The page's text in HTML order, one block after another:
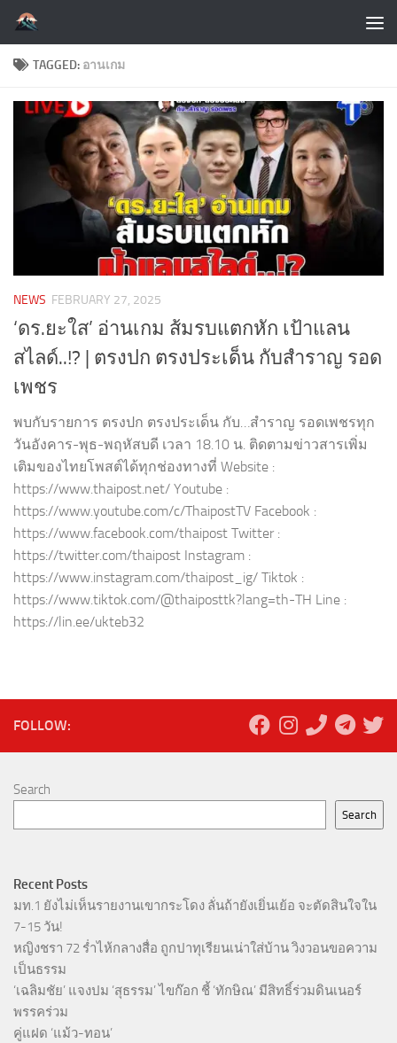
Skip to content
TAGGED: อานเกม
NEWS FEBRUARY 27, 2025
‘ดร.ยะใส’ อ่านเกม ส้มรบแตกหัก เป้าแลน
สไลด์..!? | ตรงปก ตรงประเด็น กับสำราญ รอด
เพชร
พบกับรายการ ตรงปก ตรงประเด็น กับ…สำราญ รอดเพชรทุก
วันอังคาร-พุธ-พฤหัสบดี เวลา 18.10 น. ติดตามข่าวสารเพิ่ม
เติมของไทยโพสต์ได้ทุกช่องทางที่ Website :
https://www.thaipost.net/ Youtube :
https://www.youtube.com/c/ThaipostTV Facebook :
https://www.facebook.com/thaipost Twitter :
https://twitter.com/thaipost Instagram :
https://www.instagram.com/thaipost_ig/ Tiktok :
https://www.tiktok.com/@thaiposttk?lang=th-TH Line :
https://lin.ee/ukteb32
FOLLOW:
Search
Search
Recent Posts
มท.1 ยังไม่เห็นรายงานเขากระโดง ลั่นถ้ายังเยิ่นเย้อ จะตัดสินใจใน
7-15 วัน!
หญิงชรา 72 ร่ำไห้กลางสื่อ ถูกปาทุเรียนเน่าใส่บ้าน วิงวอนขอความ
เป็นธรรม
‘เฉลิมชัย’ แจงปม ‘สุธรรม’ ไขก๊อก ชี้ ‘ทักษิณ’ มีสิทธิ์ร่วมดินเนอร์
พรรคร่วม
คู่แฝด ‘แม้ว-ทอน’